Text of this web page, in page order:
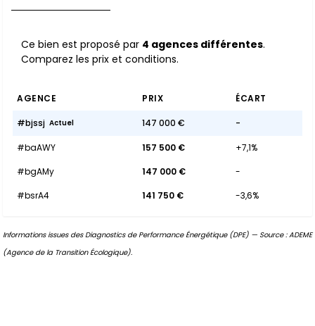
Ce bien est proposé par 4 agences différentes.
Comparez les prix et conditions.
AGENCE PRIX ÉCART
#bjssj Actuel 147 000 € -
#baAWY 157 500 €
+7,1%
#bgAMy
147 000 €
-
#bsrA4
141 750 € -3,6%
Informations issues des Diagnostics de Performance Énergétique (DPE) — Source : ADEME
(Agence de la Transition Écologique).